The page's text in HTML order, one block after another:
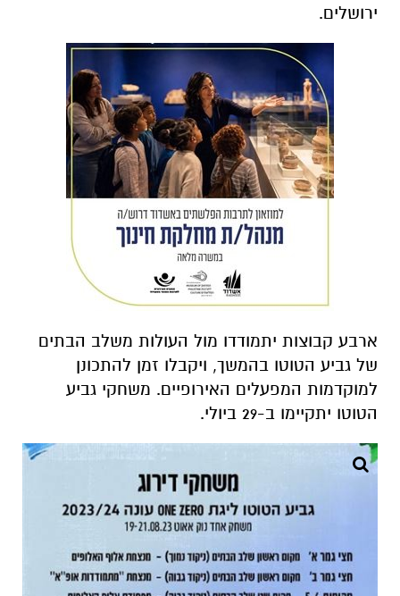
ירושלים.
ארבע קבוצות יתמודדו מול העולות משלב הבתים
של גביע הטוטו בהמשך, ויקבלו זמן להתכונן
למוקדמות המפעלים האירופיים. משחקי גביע
הטוטו יתקיימו ב-29 ביולי.